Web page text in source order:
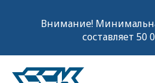
Внимание!
составляет 50